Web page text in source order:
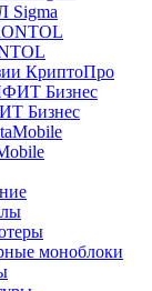
Sigma
КриптоПро
Бизнес
моноблоки